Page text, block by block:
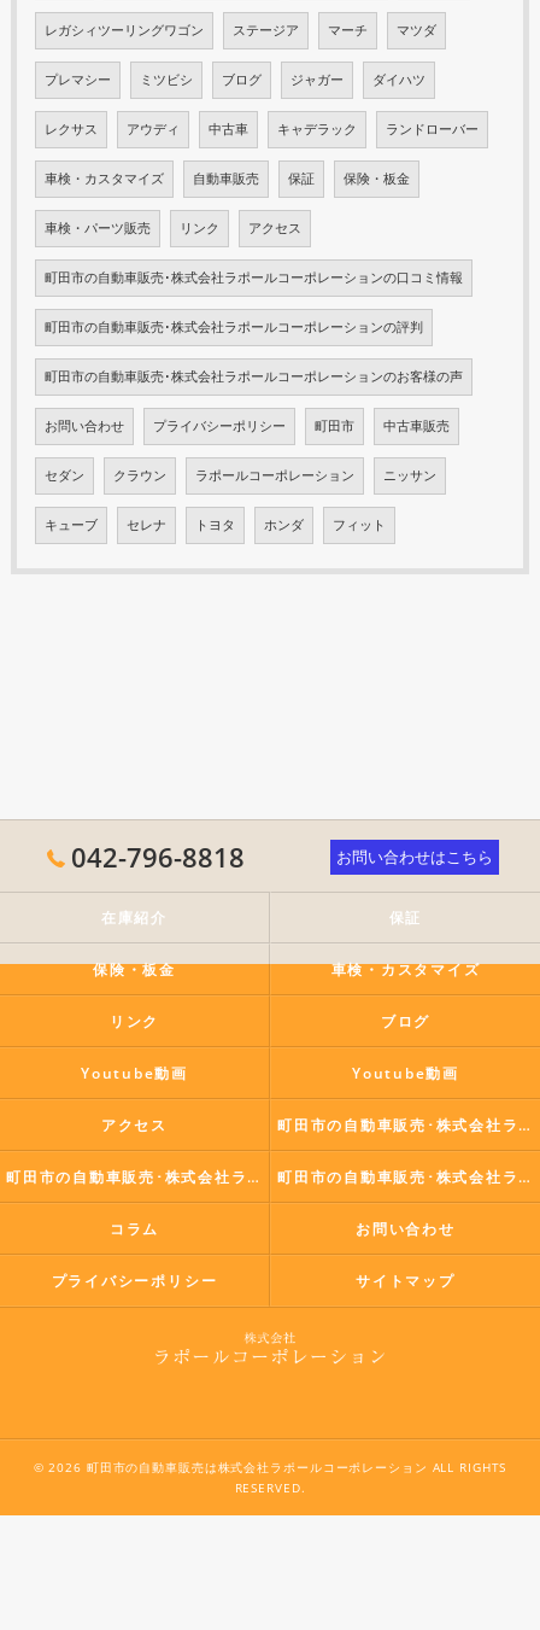
レガシィツーリングワゴン ステージア マーチ マツダ
プレマシー ミツビシ ブログ ジャガー ダイハツ
レクサス アウディ 中古車 キャデラック ランドローバー
車検・カスタマイズ 自動車販売 保証 保険・板金
車検・パーツ販売 リンク アクセス
町田市の自動車販売･株式会社ラポールコーポレーションの口コミ情報
町田市の自動車販売･株式会社ラポールコーポレーションの評判
町田市の自動車販売･株式会社ラポールコーポレーションのお客様の声
お問い合わせ プライバシーポリシー 町田市 中古車販売
セダン クラウン ラポールコーポレーション ニッサン
キューブ セレナ トヨタ ホンダ フィット
042-796-8818 お問い合わせはこちら
在庫紹介 保証
保険・板金 車検・カスタマイズ
リンク ブログ
Youtube動画 Youtube動画
アクセス 町田市の自動車販売･株式会社ラポールコーポレーションの口コミ情報
町田市の自動車販売･株式会社ラポールコーポレーションの評判 町田市の自動車販売･株式会社ラポールコーポレーションのお客様の声
コラム お問い合わせ
プライバシーポリシー サイトマップ
© 2026 町田市の自動車販売は株式会社ラポールコーポレーション ALL RIGHTS
RESERVED.